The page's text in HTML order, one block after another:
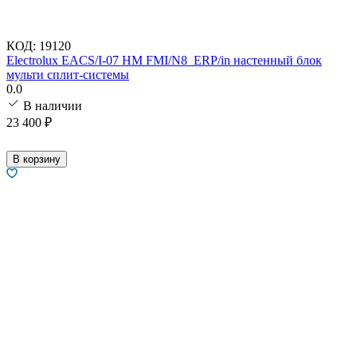
КОД: 19120
Electrolux EACS/I-07 HM FMI/N8_ERP/in настенный блок
мульти сплит-системы
0.0
В наличии
23 400 ₽
В корзину